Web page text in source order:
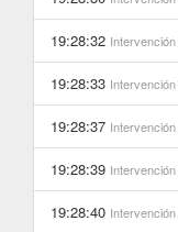
19:28:32 Intervención
19:28:33 Intervención
19:28:37 Intervención
19:28:39 Intervención
19:28:40 Intervención